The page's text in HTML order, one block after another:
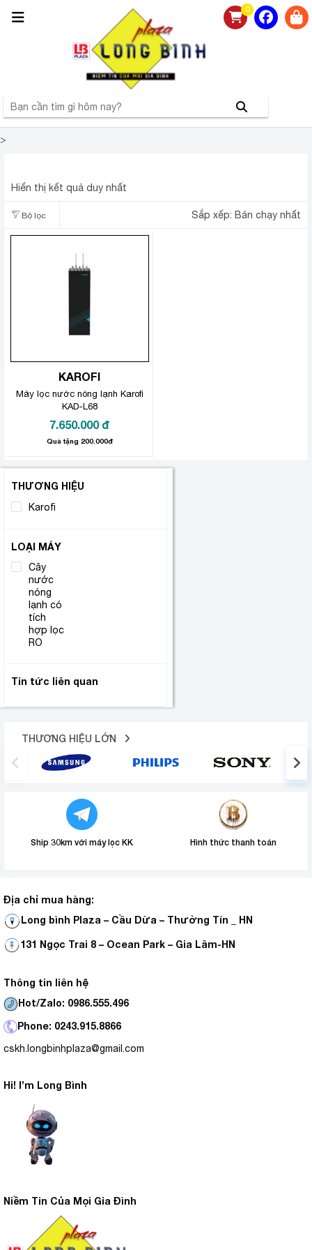
0
>
Hiển thị kết quả duy nhất
Bộ lọc Sắp xếp: Bán chạy nhất
KAROFI
Máy lọc nước nóng lạnh Karofi
KAD-L68
7.650.000 đ
Quà tặng 200.000đ
THƯƠNG HIỆU
Karofi
LOẠI MÁY
Cây
nước
nóng
lạnh có
tích
hợp lọc
RO
Tin tức liên quan
THƯƠNG HIỆU LỚN
Ship 30km với máy lọc KK Hình thức thanh toán
Địa chỉ mua hàng:
Long bình Plaza – Cầu Dừa – Thường Tín _ HN
131 Ngọc Trai 8 – Ocean Park – Gia Lâm-HN
Thông tin liên hệ
Hot/Zalo: 0986.555.496
Phone: 0243.915.8866
cskh.longbinhplaza@gmail.com
Hi! I’m Long Bình
Niềm Tin Của Mọi Gia Đình